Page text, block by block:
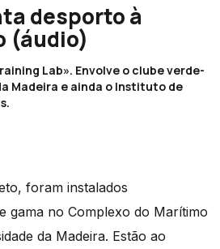
desporto à
(áudio)
Lab». Envolve o clube verde-
Madeira e ainda o Instituto de
foram instalados
gama no Complexo do Marítimo
da Madeira. Estão ao